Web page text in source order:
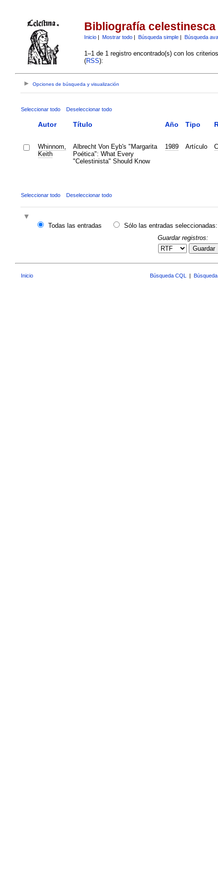
Bibliografía celestinesca
Inicio| Mostrar todo| Búsqueda simple| Búsqueda
1–1 de 1 registro encontrado(s) con los
(RSS):
Opciones de búsqueda y visualización
Seleccionar todo Deseleccionar todo
Autor Título Año Tipo
Whinnom,
Keith
Albrecht Von Eyb's "Margarita
Poética": What Every
"Celestinista" Should Know
1989 Artículo
Seleccionar todo Deseleccionar todo
Todas las entradas
Sólo las entradas seleccionadas:
Guardar registros:
Guardar
Inicio Búsqueda CQL